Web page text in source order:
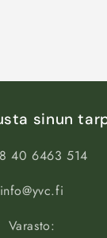
sinun
40 6463 514
info@yvc.fi
Varasto: